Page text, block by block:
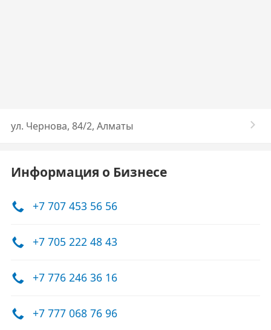
​ул. Чернова, 84/2, Алматы
Информация о Бизнесе
+7 707 453 56 56
+7 705 222 48 43
+7 776 246 36 16
+7 777 068 76 96